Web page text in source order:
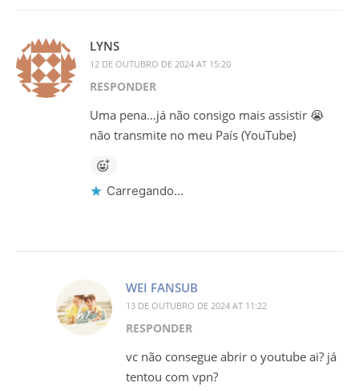
LYNS
12 DE OUTUBRO DE 2024 AT 15:20
RESPONDER
Uma pena…já não consigo mais assistir 😭
não transmite no meu País (YouTube)
Carregando...
WEI FANSUB
13 DE OUTUBRO DE 2024 AT 11:22
RESPONDER
vc não consegue abrir o youtube ai? já
tentou com vpn?